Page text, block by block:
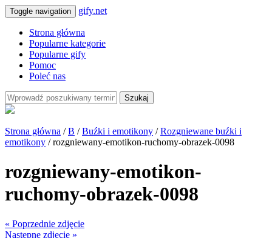
Toggle navigation gify.net
Strona główna
Popularne kategorie
Popularne gify
Pomoc
Poleć nas
Szukaj
Strona główna /B /Buźki i emotikony /Rozgniewane buźki i
emotikony / rozgniewany-emotikon-ruchomy-obrazek-0098
rozgniewany-emotikon-
ruchomy-obrazek-0098
« Poprzednie zdjęcie
Następne zdjęcie »